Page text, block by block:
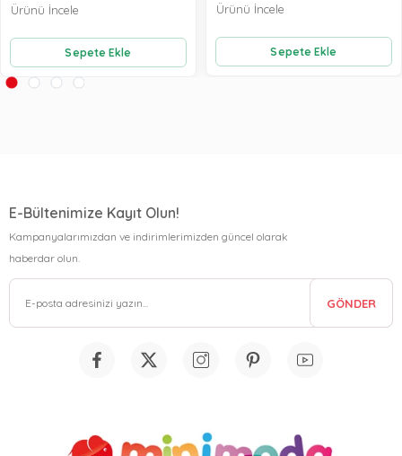
Sepete Ekle
Ürünü İncele
Sepete Ekle
Ürünü İncele
E-Bültenimize Kayıt Olun!
Kampanyalarımızdan ve indirimlerimizden güncel olarak
haberdar olun.
GÖNDER